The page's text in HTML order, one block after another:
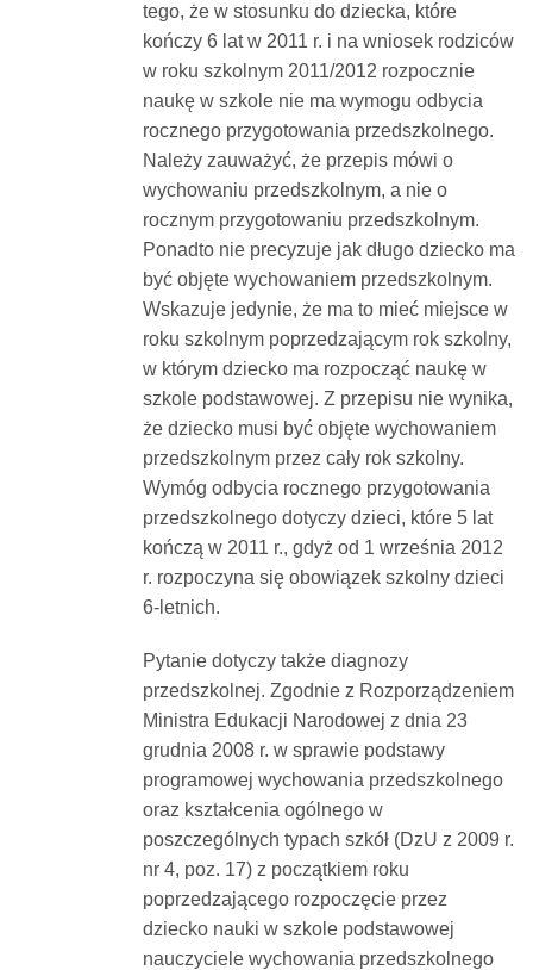
tego, że w stosunku do dziecka, które
kończy 6 lat w 2011 r. i na wniosek rodziców
w roku szkolnym 2011/2012 rozpocznie
naukę w szkole nie ma wymogu odbycia
rocznego przygotowania przedszkolnego.
Należy zauważyć, że przepis mówi o
wychowaniu przedszkolnym, a nie o
rocznym przygotowaniu przedszkolnym.
Ponadto nie precyzuje jak długo dziecko ma
być objęte wychowaniem przedszkolnym.
Wskazuje jedynie, że ma to mieć miejsce w
roku szkolnym poprzedzającym rok szkolny,
w którym dziecko ma rozpocząć naukę w
szkole podstawowej. Z przepisu nie wynika,
że dziecko musi być objęte wychowaniem
przedszkolnym przez cały rok szkolny.
Wymóg odbycia rocznego przygotowania
przedszkolnego dotyczy dzieci, które 5 lat
kończą w 2011 r., gdyż od 1 września 2012
r. rozpoczyna się obowiązek szkolny dzieci
6-letnich.
Pytanie dotyczy także diagnozy
przedszkolnej. Zgodnie z Rozporządzeniem
Ministra Edukacji Narodowej z dnia 23
grudnia 2008 r. w sprawie podstawy
programowej wychowania przedszkolnego
oraz kształcenia ogólnego w
poszczególnych typach szkół (DzU z 2009 r.
nr 4, poz. 17) z początkiem roku
poprzedzającego rozpoczęcie przez
dziecko nauki w szkole podstawowej
nauczyciele wychowania przedszkolnego